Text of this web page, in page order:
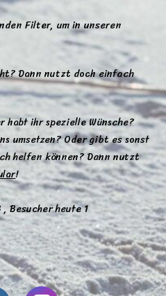
Filter, um in unseren
Dann nutzt doch einfach
ihr spezielle Wünsche?
umsetzen? Oder gibt es sonst
helfen können? Dann nutzt
!
, Besucher heute 1